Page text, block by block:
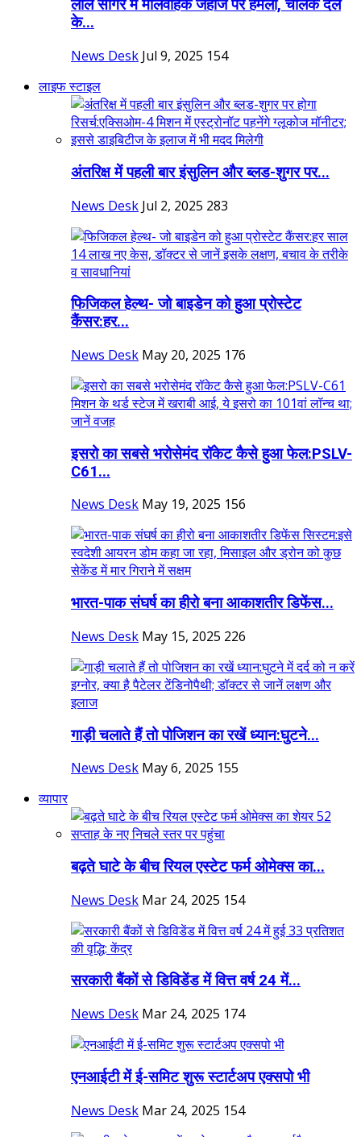
लाल सागर में मालवाहक जहाज पर हमला, चालक दल
के...
News Desk Jul 9, 2025 154
लाइफ स्टाइल
अंतरिक्ष में पहली बार इंसुलिन और ब्लड-शुगर पर...
News Desk Jul 2, 2025 283
फिजिकल हेल्थ- जो बाइडेन को हुआ प्रोस्टेट
कैंसर:हर...
News Desk May 20, 2025 176
इसरो का सबसे भरोसेमंद रॉकेट कैसे हुआ फेल:PSLV-
C61...
News Desk May 19, 2025 156
भारत-पाक संघर्ष का हीरो बना ​​​​​​​आकाशतीर डिफेंस...
News Desk May 15, 2025 226
गाड़ी चलाते हैं तो पोजिशन का रखें ध्यान:घुटने...
News Desk May 6, 2025 155
व्यापार
बढ़ते घाटे के बीच रियल एस्टेट फर्म ओमेक्स का...
News Desk Mar 24, 2025 154
सरकारी बैंकों से डिविडेंड में वित्त वर्ष 24 में...
News Desk Mar 24, 2025 174
एनआईटी में ई-समिट शुरू स्टार्टअप एक्सपो भी
News Desk Mar 24, 2025 154